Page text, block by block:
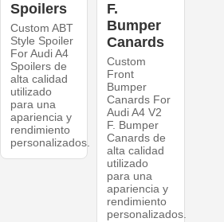
Spoilers
Custom ABT
Style Spoiler
For Audi A4
Spoilers de
alta calidad
utilizado
para una
apariencia y
rendimiento
personalizados.
F.
Bumper
Canards
Custom
Front
Bumper
Canards For
Audi A4 V2
F. Bumper
Canards de
alta calidad
utilizado
para una
apariencia y
rendimiento
personalizados.